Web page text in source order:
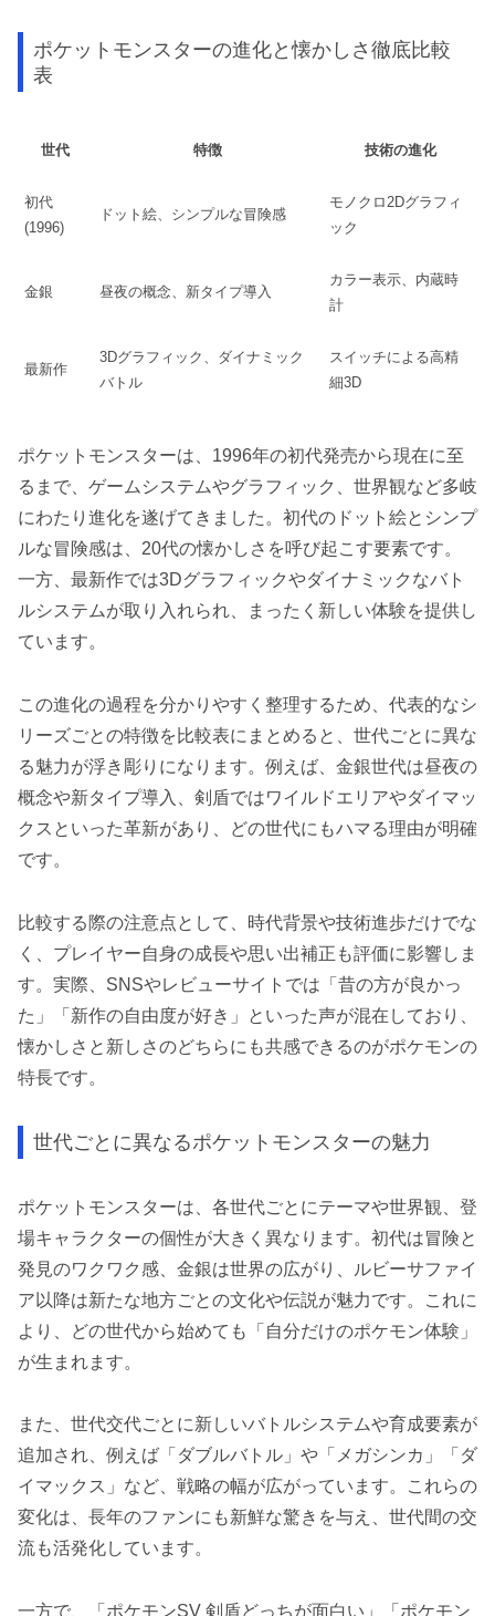
ポケットモンスターの進化と懐かしさ徹底比較
表
世代 特徴 技術の進化
初代
(1996)
ドット絵、シンプルな冒険感
モノクロ2Dグラフィ
ック
金銀 昼夜の概念、新タイプ導入
カラー表示、内蔵時
計
最新作
3Dグラフィック、ダイナミック
バトル
スイッチによる高精
細3D
ポケットモンスターは、1996年の初代発売から現在に至
るまで、ゲームシステムやグラフィック、世界観など多岐
にわたり進化を遂げてきました。初代のドット絵とシンプ
ルな冒険感は、20代の懐かしさを呼び起こす要素です。
一方、最新作では3Dグラフィックやダイナミックなバト
ルシステムが取り入れられ、まったく新しい体験を提供し
ています。
この進化の過程を分かりやすく整理するため、代表的なシ
リーズごとの特徴を比較表にまとめると、世代ごとに異な
る魅力が浮き彫りになります。例えば、金銀世代は昼夜の
概念や新タイプ導入、剣盾ではワイルドエリアやダイマッ
クスといった革新があり、どの世代にもハマる理由が明確
です。
比較する際の注意点として、時代背景や技術進歩だけでな
く、プレイヤー自身の成長や思い出補正も評価に影響しま
す。実際、SNSやレビューサイトでは「昔の方が良かっ
た」「新作の自由度が好き」といった声が混在しており、
懐かしさと新しさのどちらにも共感できるのがポケモンの
特長です。
世代ごとに異なるポケットモンスターの魅力
ポケットモンスターは、各世代ごとにテーマや世界観、登
場キャラクターの個性が大きく異なります。初代は冒険と
発見のワクワク感、金銀は世界の広がり、ルビーサファイ
ア以降は新たな地方ごとの文化や伝説が魅力です。これに
より、どの世代から始めても「自分だけのポケモン体験」
が生まれます。
また、世代交代ごとに新しいバトルシステムや育成要素が
追加され、例えば「ダブルバトル」や「メガシンカ」「ダ
イマックス」など、戦略の幅が広がっています。これらの
変化は、長年のファンにも新鮮な驚きを与え、世代間の交
流も活発化しています。
一方で、「ポケモンSV 剣盾どっちが面白い」「ポケモン